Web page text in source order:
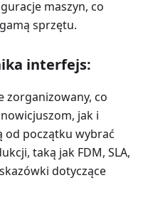
maszyn, co
sprzętu.
interfejs:
zorganizowany, co
jak i
od początku wybrać
taką jak FDM, SLA,
dotyczące